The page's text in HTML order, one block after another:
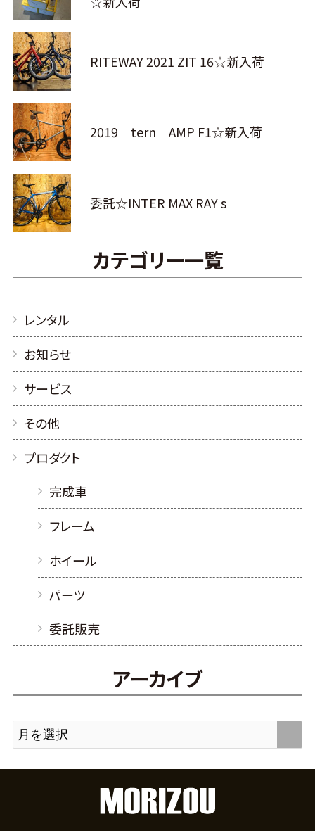
RITEWAY 2021 ZIT 16☆新入荷
2019 tern AMP F1☆新入荷
委託☆INTER MAX RAY s
カテゴリー一覧
レンタル
お知らせ
サービス
その他
プロダクト
完成車
フレーム
ホイール
パーツ
委託販売
アーカイブ